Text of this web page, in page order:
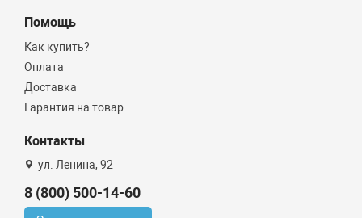
Помощь
Как купить?
Оплата
Доставка
Гарантия на товар
Контакты
ул. Ленина, 92
8 (800) 500-14-60